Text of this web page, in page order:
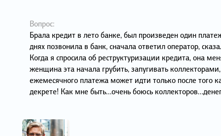
Вопрос:
Брала кредит в лето банке, был произведен один
днях позвонила в банк, сначала ответил оператор,
Когда я спросила об реструктуризации кредита, она
женщина эта начала грубить, запугивать
ежемесячного платежа может идти только после того
декрете! Как мне быть…очень боюсь